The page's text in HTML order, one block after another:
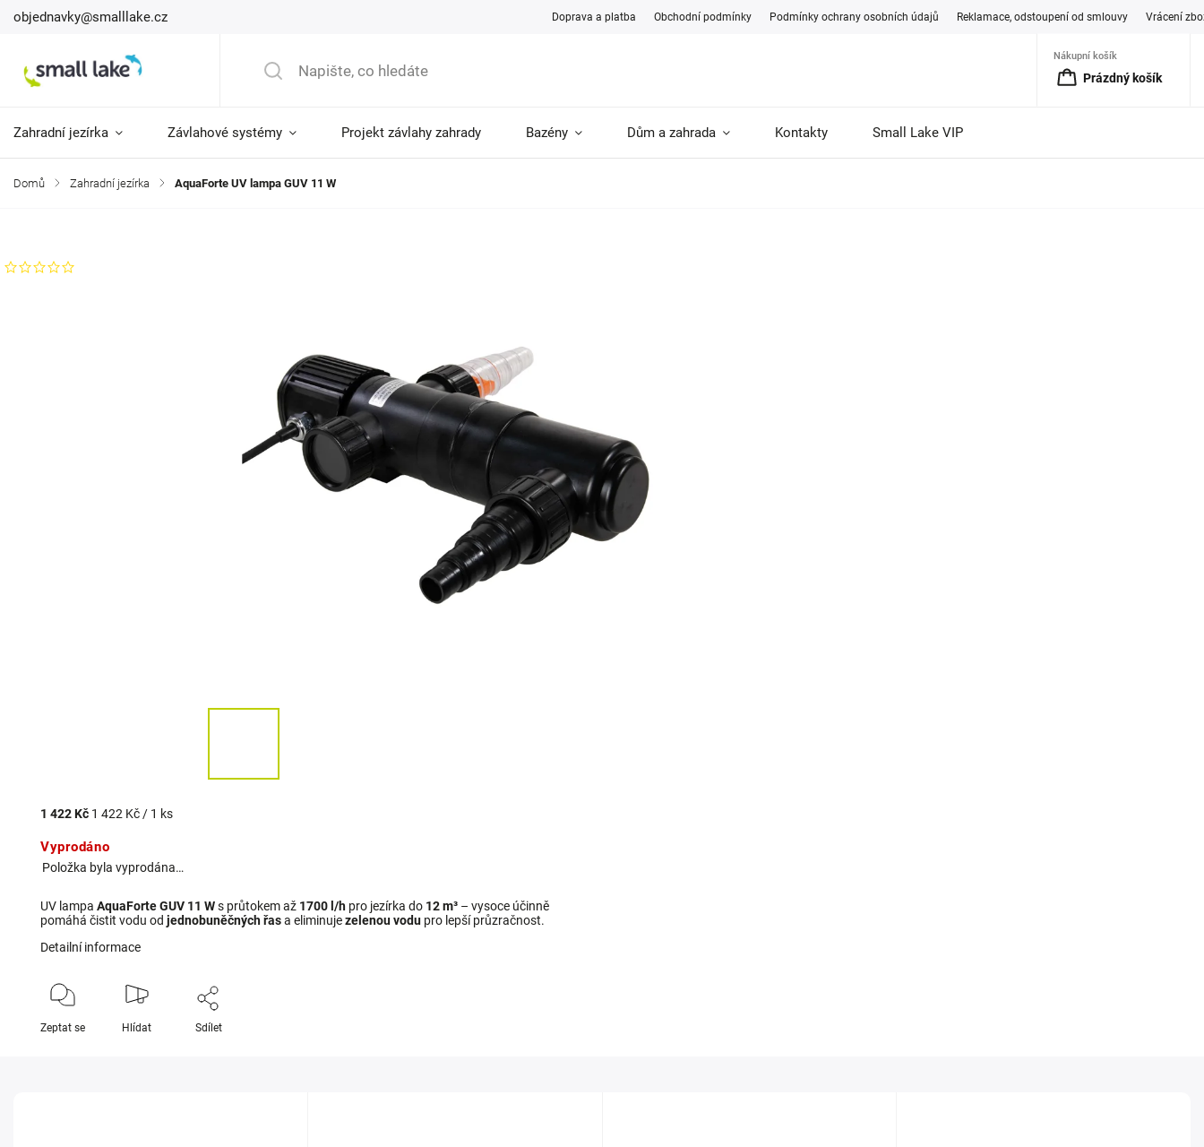
objednavky@smalllake.cz Doprava a platba Obchodní podmínky Podmínky ochrany osobních údajů Reklamace, odstoupení od smlouvy Vrácení
Nákupní košík
Prázdný košík
Zahradní jezírka Závlahové systémy Projekt závlahy zahrady Bazény Dům a zahrada Kontakty Small Lake VIP
Domů / Zahradní jezírka / AquaForte UV lampa GUV 11 W
1 422 Kč 1 422 Kč / 1 ks
Vyprodáno
Položka byla vyprodána…
UV lampaAquaForte GUV 11 Ws průtokem až 1700 l/h pro jezírka do 12 m³ – vysoce účinně
pomáhá čistit vodu odjednobuněčných řasa eliminujezelenou vodu pro lepší průzračnost.
Detailní informace
Zeptat se Hlídat Sdílet